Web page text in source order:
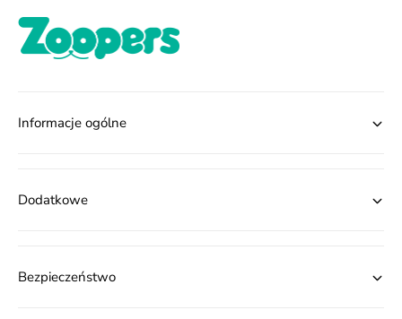
Informacje ogólne
Dodatkowe
Bezpieczeństwo